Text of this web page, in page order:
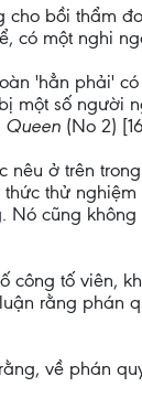
bồi thẩm
có một nghi
'hẳn phải'
một số người
Queen (No 2)
nêu ở trên
thử
cũng
công tố viên,
rằng
về phán